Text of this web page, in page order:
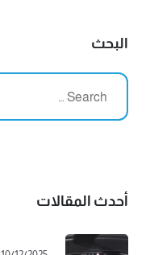
البحث
أحدث المقالات